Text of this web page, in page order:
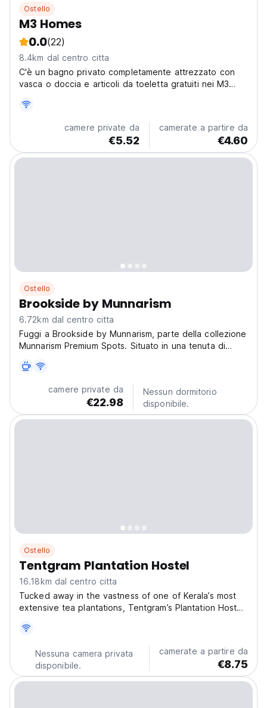
Ostello
M3 Homes
0.0(22)
8.4km dal centro citta
C'è un bagno privato completamente attrezzato con
vasca o doccia e articoli da toeletta gratuiti nei M3
camere private da
€5.52
camerate a partire da
€4.60
Ostello
Brookside by Munnarism
6.72km dal centro citta
Fuggi a Brookside by Munnarism, parte della collezione
Munnarism Premium Spots. Situato in una tenuta di
pensione circondata da giardini di tè e colline di
spezie, che offre comfort con un tocco di avventura....
camere private da
€22.98
Nessun dormitorio
disponibile.
Ostello
Tentgram Plantation Hostel
16.18km dal centro citta
Tucked away in the vastness of one of Kerala’s most
extensive tea plantations, Tentgram’s Plantation Hostel,
who wish to explore the history of Munnar. How did a
fierce mountainous region like Munnar...
Nessuna camera privata
disponibile.
camerate a partire da
€8.75